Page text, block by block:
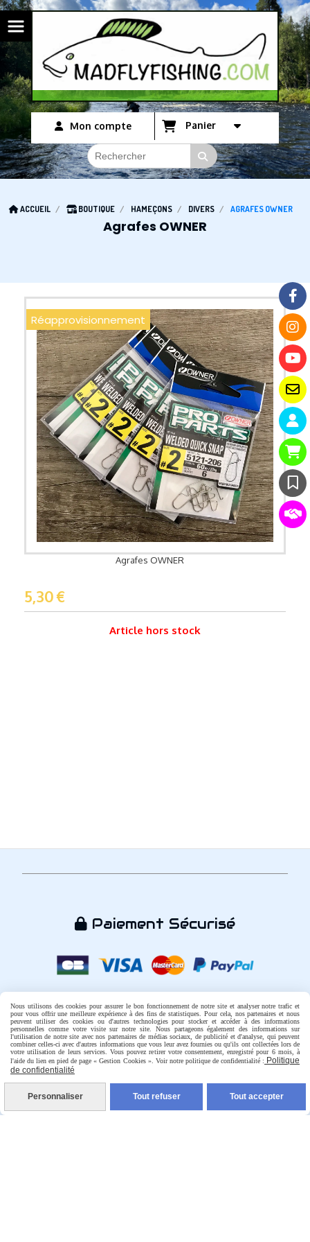
Mon compte Panier
ACCUEIL BOUTIQUE HAMEÇONS DIVERS AGRAFES OWNER
Agrafes OWNER
Réapprovisionnement
Agrafes OWNER
5,30€
Article hors stock
 Paiement Sécurisé
Livraison rapide
Une question ?
Panneau de gestion des cookies
Nous utilisons des cookies pour assurer le bon fonctionnement de notre site et analyser notre trafic et
pour vous offrir une meilleure expérience à des fins de statistiques. Pour cela, nos partenaires et nous
peuvent utiliser des cookies ou d'autres technologies pour stocker et accéder à des informations
personnelles comme votre visite sur notre site. Nous partageons également des informations sur
l'utilisation de notre site avec nos partenaires de médias sociaux, de publicité et d'analyse, qui peuvent
combiner celles-ci avec d'autres informations que vous leur avez fournies ou qu'ils ont collectées lors de
votre utilisation de leurs services. Vous pouvez retirer votre consentement, enregistré pour 6 mois, à
l'aide du lien en pied de page « Gestion Cookies ». Voir notre politique de confidentialité : Politique
de confidentialité
Personnaliser Tout refuser Tout accepter